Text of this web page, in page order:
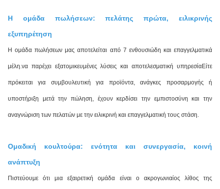
Η ομάδα πωλήσεων: πελάτης πρώτα, ειλικρινής
εξυπηρέτηση
Η ομάδα πωλήσεων μας αποτελείται από 7 ενθουσιώδη και επαγγελματικά
μέλη.να παρέχει εξατομικευμένες λύσεις και αποτελεσματική υπηρεσίαΕίτε
πρόκειται για συμβουλευτική για προϊόντα, ανάγκες προσαρμογής ή
υποστήριξη μετά την πώληση, έχουν κερδίσει την εμπιστοσύνη και την
αναγνώριση των πελατών με την ειλικρινή και επαγγελματική τους στάση.
Ομαδική κουλτούρα: ενότητα και συνεργασία, κοινή
ανάπτυξη
Πιστεύουμε ότι μια εξαιρετική ομάδα είναι ο ακρογωνιαίος λίθος της